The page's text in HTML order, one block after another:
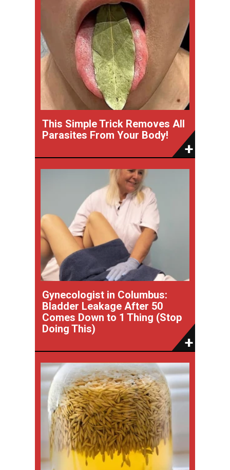
This Simple Trick Removes All
Parasites From Your Body!
Gynecologist in Columbus:
Bladder Leakage After 50
Comes Down to 1 Thing (Stop
Doing This)